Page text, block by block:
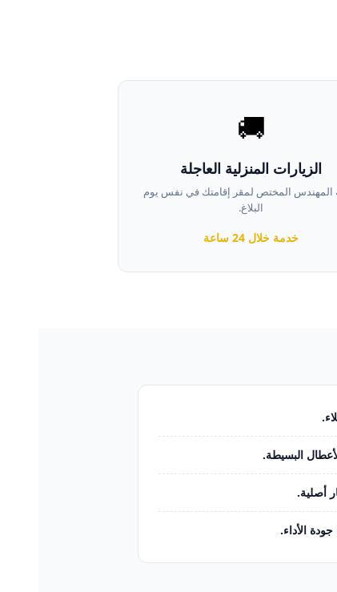
🚚
الزيارات المنزلية العاجلة
المهندس المختص لمقر إقامتك في نفس يوم
البلاغ.
خدمة خلال 24 ساعة
البسيطة.
أصلية.
الأداء.